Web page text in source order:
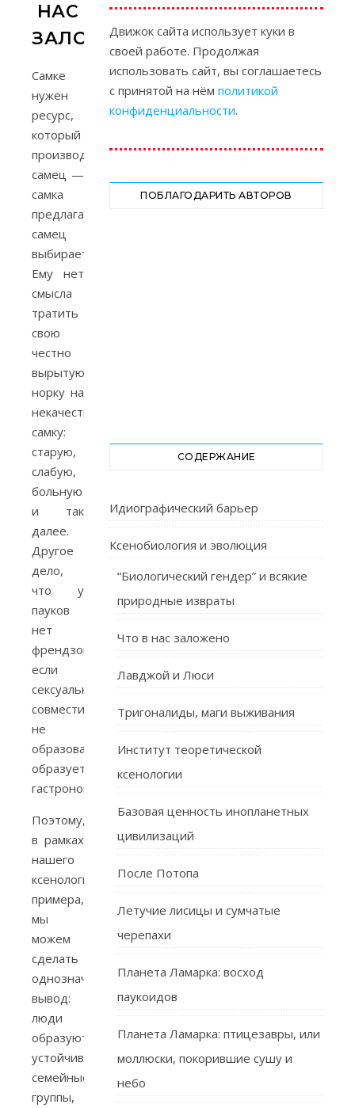
НАС
ЗАЛОЖЕНО
Самке
нужен
ресурс,
который
производит
самец —
самка
предлагает,
самец
выбирает.
Ему нет
смысла
тратить
свою
честно
вырытую
норку на
некачественную
самку:
старую,
слабую,
больную
и так
далее.
Другое
дело,
что у
пауков
нет
френдзоны,
если
сексуальная
совместимость
не
образовалась,
образуется
гастрономическая.
Поэтому,
в рамках
нашего
ксенологического
примера,
мы
можем
сделать
однозначный
вывод:
люди
образуют
устойчивые
семейные
группы,
Движок сайта использует куки в
своей работе. Продолжая
использовать сайт, вы соглашаетесь
с принятой на нём политикой
конфиденциальности.
ПОБЛАГОДАРИТЬ АВТОРОВ
СОДЕРЖАНИЕ
Идиографический барьер
Ксенобиология и эволюция
“Биологический гендер” и всякие
природные извраты
Что в нас заложено
Лавджой и Люси
Тригоналиды, маги выживания
Институт теоретической
ксенологии
Базовая ценность инопланетных
цивилизаций
После Потопа
Летучие лисицы и сумчатые
черепахи
Планета Ламарка: восход
паукоидов
Планета Ламарка: птицезавры, или
моллюски, покорившие сушу и
небо